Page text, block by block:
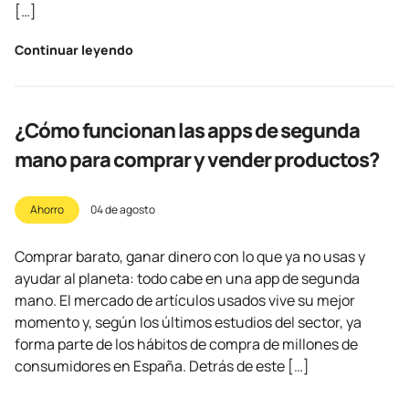
[…]
Continuar leyendo
¿Cómo funcionan las apps de segunda
mano para comprar y vender productos?
Ahorro 04 de agosto
Comprar barato, ganar dinero con lo que ya no usas y
ayudar al planeta: todo cabe en una app de segunda
mano. El mercado de artículos usados vive su mejor
momento y, según los últimos estudios del sector, ya
forma parte de los hábitos de compra de millones de
consumidores en España. Detrás de este […]